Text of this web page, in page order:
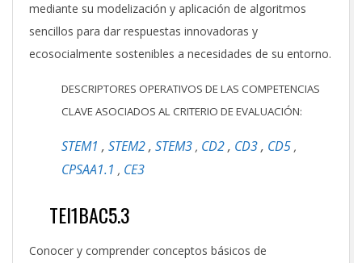
mediante su modelización y aplicación de algoritmos
sencillos para dar respuestas innovadoras y
ecosocialmente sostenibles a necesidades de su entorno.
DESCRIPTORES OPERATIVOS DE LAS COMPETENCIAS
CLAVE ASOCIADOS AL CRITERIO DE EVALUACIÓN:
STEM1 , STEM2, STEM3 , CD2, CD3, CD5 ,
CPSAA1.1 , CE3
TEI1BAC5.3
Conocer y comprender conceptos básicos de